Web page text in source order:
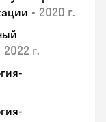
• 2020 г.
2022 г.